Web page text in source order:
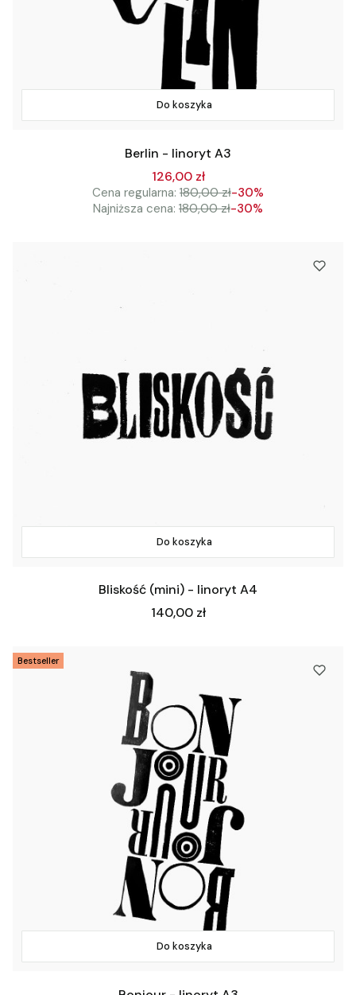
Do koszyka
Berlin - linoryt A3
126,00 zł
Cena regularna: 180,00 zł-30%
Najniższa cena: 180,00 zł-30%
Do koszyka
Bliskość (mini) - linoryt A4
Cena
140,00 zł
Bestseller
Do koszyka